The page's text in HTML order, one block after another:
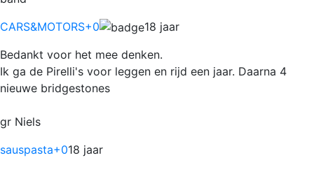
CARS&MOTORS+0
18 jaar
Bedankt voor het mee denken.
Ik ga de Pirelli's voor leggen en rijd een jaar. Daarna 4
nieuwe bridgestones
gr Niels
sauspasta+018 jaar